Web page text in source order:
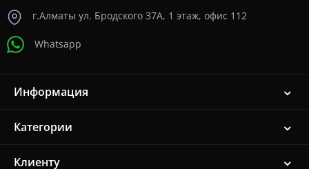
г.Алматы ул. Бродского 37A, 1 этаж, офис 112
Whatsapp
Информация
Категории
Клиенту